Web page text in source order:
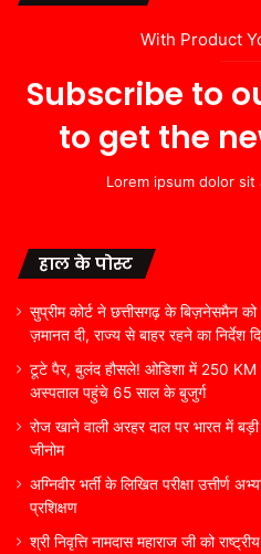
With Product
Subscribe to
to get the
Lorem ipsum dolor
हाल के पोस्ट
सुप्रीम कोर्ट ने छत्तीसगढ़ के बिज़नेसमैन
ज़मानत दी, राज्य से बाहर रहने का निर्देश
टूटे पैर, बुलंद हौसले! ओडिशा में 250 KM
अस्पताल पहुंचे 65 साल के बुजुर्ग
रोज खाने वाली अरहर दाल पर भारत में
जीनोम
अग्निवीर भर्ती के लिखित परीक्षा उत्तीर्ण
प्रशिक्षण
श्री निवृत्ति नामदास महाराज जी को